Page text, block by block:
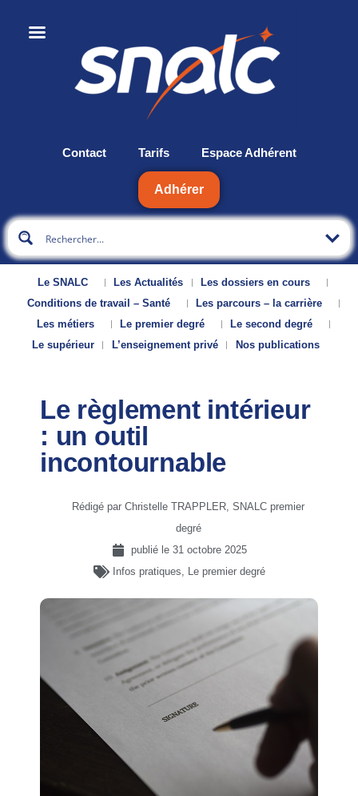
Contact Tarifs Espace Adhérent
Adhérer
Le SNALC Les Actualités
Les dossiers en cours
Conditions de travail – Santé
Les parcours – la carrière
Les métiers
Le premier degré
Le second degré
Le supérieur
L’enseignement privé Nos publications
Le règlement intérieur
: un outil
incontournable
Rédigé par Christelle TRAPPLER, SNALC premier
degré
publié le 31 octobre 2025
Infos pratiques, Le premier degré